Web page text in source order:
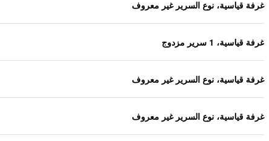
غرفة قياسية، نوع السرير غير معروف
غرفة قياسية، 1 سرير مزدوج
غرفة قياسية، نوع السرير غير معروف
غرفة قياسية، نوع السرير غير معروف